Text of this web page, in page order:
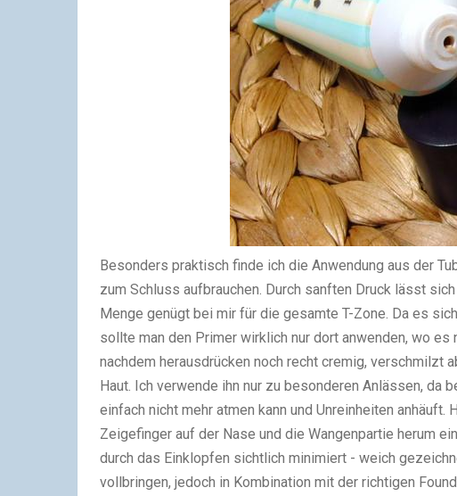
Besonders praktisch finde ich die Anwendung aus der
zum Schluss aufbrauchen. Durch sanften Druck lässt
Menge genügt bei mir für die gesamte T-Zone. Da es
sollte man den Primer wirklich nur dort anwenden, wo
nachdem herausdrücken noch recht cremig,
Haut. Ich verwende ihn nur zu besonderen Anlässen, da
einfach nicht mehr atmen kann und Unreinheiten
Zeigefinger auf der Nase und die Wangenpartie herum
durch das Einklopfen sichtlich minimiert - weich
vollbringen, jedoch in Kombination mit der richtigen